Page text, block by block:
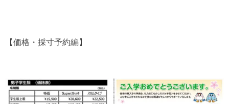
【価格・採寸予約編】